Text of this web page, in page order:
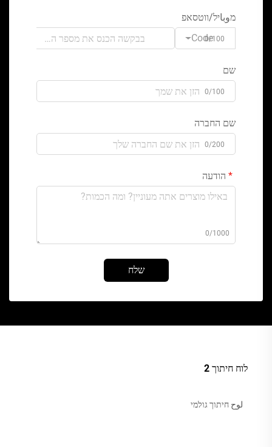
מوباיל/ווטסאפ
Code0/100
שם
0/100
שם החברה
0/200
הודעה
0/1000
שלח
לוח חיתוך 2
لوح חיתוך גולמי